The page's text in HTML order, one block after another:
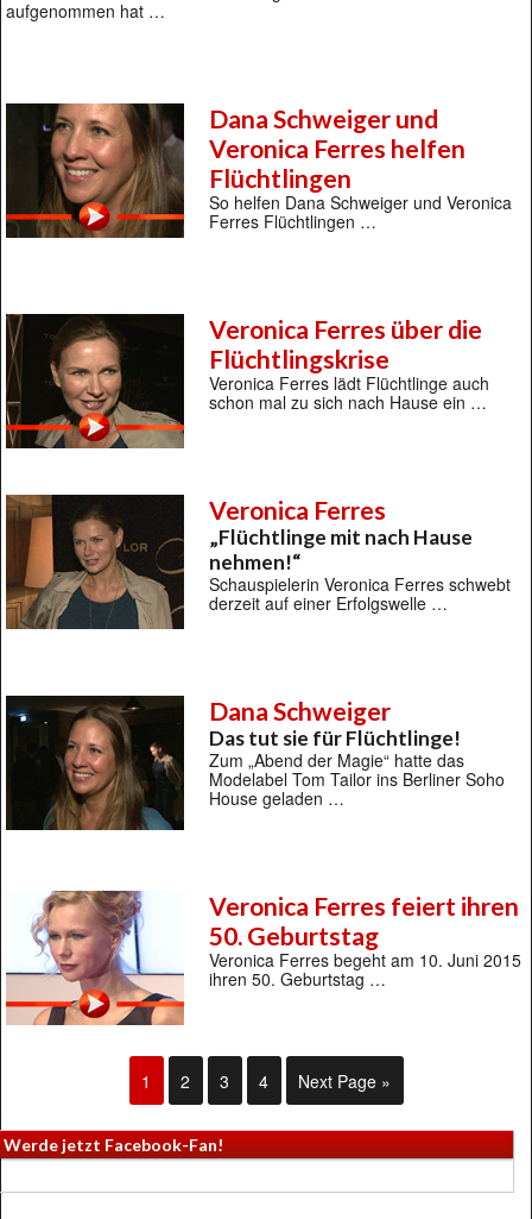
aufgenommen hat …
Dana Schweiger und
Veronica Ferres helfen
Flüchtlingen
So helfen Dana Schweiger und Veronica
Ferres Flüchtlingen …
Veronica Ferres über die
Flüchtlingskrise
Veronica Ferres lädt Flüchtlinge auch
schon mal zu sich nach Hause ein …
Veronica Ferres
„Flüchtlinge mit nach Hause
nehmen!“
Schauspielerin Veronica Ferres schwebt
derzeit auf einer Erfolgswelle …
Dana Schweiger
Das tut sie für Flüchtlinge!
Zum „Abend der Magie“ hatte das
Modelabel Tom Tailor ins Berliner Soho
House geladen …
Veronica Ferres feiert ihren
50. Geburtstag
Veronica Ferres begeht am 10. Juni 2015
ihren 50. Geburtstag …
1 2 3 4 Next Page »
Werde jetzt Facebook-Fan!